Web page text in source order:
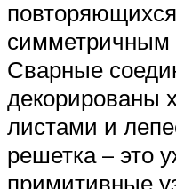
симметричным
Сварные
декорированы
листами и
решетка – это
примитивные